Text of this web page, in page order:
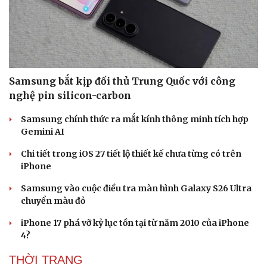
Văn hóa
Sân khấu - Điện ảnh
Văn học
Âm nhạc
Di sản
Thời trang
Sao Việt
Samsung bắt kịp đối thủ Trung Quốc với công
nghệ pin silicon-carbon
Samsung chính thức ra mắt kính thông minh tích hợp
Gemini AI
Chi tiết trong iOS 27 tiết lộ thiết kế chưa từng có trên
iPhone
Samsung vào cuộc điều tra màn hình Galaxy S26 Ultra
chuyển màu đỏ
iPhone 17 phá vỡ kỷ lục tồn tại từ năm 2010 của iPhone
4?
THỜI TRANG